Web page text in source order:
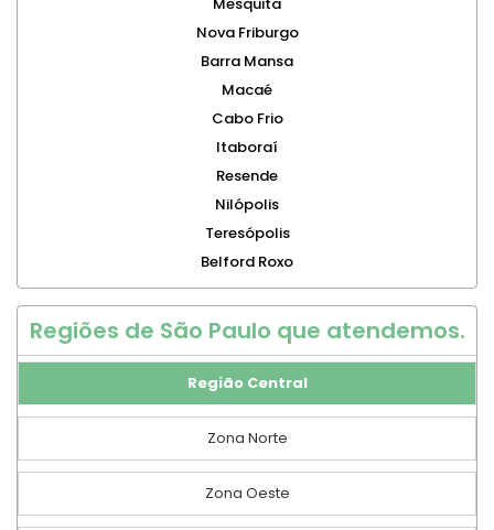
Nova Friburgo
Barra Mansa
Macaé
Cabo Frio
Itaboraí
Resende
Nilópolis
Teresópolis
Belford Roxo
Regiões de São Paulo que atendemos.
Região Central
Zona Norte
Zona Oeste